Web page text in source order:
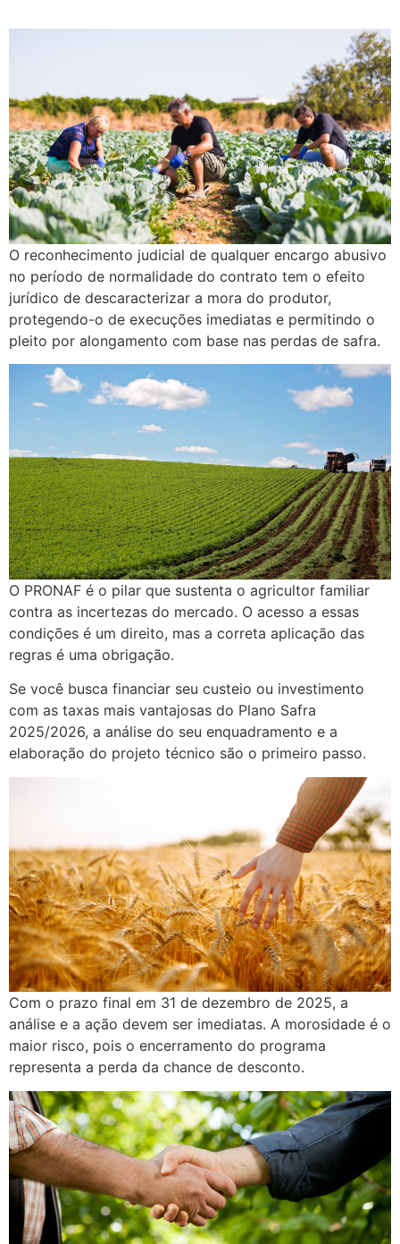
O reconhecimento judicial de qualquer encargo abusivo
no período de normalidade do contrato tem o efeito
jurídico de descaracterizar a mora do produtor,
protegendo-o de execuções imediatas e permitindo o
pleito por alongamento com base nas perdas de safra.
O PRONAF é o pilar que sustenta o agricultor familiar
contra as incertezas do mercado. O acesso a essas
condições é um direito, mas a correta aplicação das
regras é uma obrigação.
Se você busca financiar seu custeio ou investimento
com as taxas mais vantajosas do Plano Safra
2025/2026, a análise do seu enquadramento e a
elaboração do projeto técnico são o primeiro passo.
Com o prazo final em 31 de dezembro de 2025, a
análise e a ação devem ser imediatas. A morosidade é o
maior risco, pois o encerramento do programa
representa a perda da chance de desconto.